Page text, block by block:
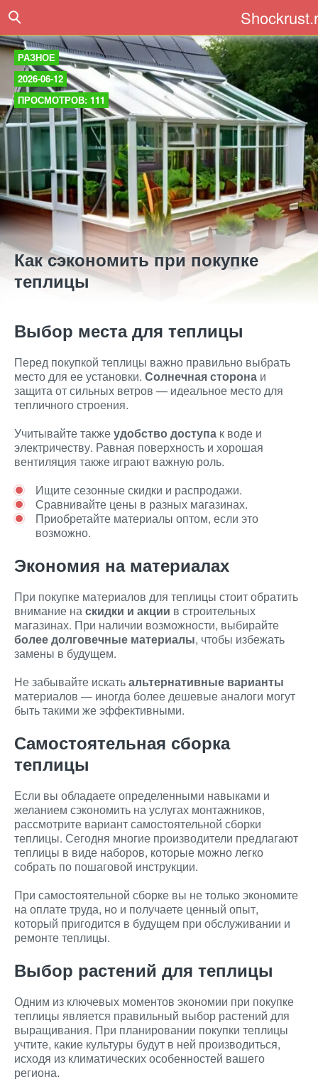
РАЗНОЕ
2026-06-12
ПРОСМОТРОВ: 111
Как сэкономить при покупке
теплицы
Выбор места для теплицы
Перед покупкой теплицы важно правильно выбрать
место для ее установки. Солнечная сторона и
защита от сильных ветров — идеальное место для
тепличного строения.
Учитывайте такжеудобство доступа к воде и
электричеству. Равная поверхность и хорошая
вентиляция также играют важную роль.
Ищите сезонные скидки и распродажи.
Сравнивайте цены в разных магазинах.
Приобретайте материалы оптом, если это
возможно.
Экономия на материалах
При покупке материалов для теплицы стоит обратить
внимание наскидки и акции в строительных
магазинах. При наличии возможности, выбирайте
более долговечные материалы, чтобы избежать
замены в будущем.
Не забывайте искатьальтернативные варианты
материалов — иногда более дешевые аналоги могут
быть такими же эффективными.
Самостоятельная сборка
теплицы
Если вы обладаете определенными навыками и
желанием сэкономить на услугах монтажников,
рассмотрите вариант самостоятельной сборки
теплицы. Сегодня многие производители предлагают
теплицы в виде наборов, которые можно легко
собрать по пошаговой инструкции.
При самостоятельной сборке вы не только экономите
на оплате труда, но и получаете ценный опыт,
который пригодится в будущем при обслуживании и
ремонте теплицы.
Выбор растений для теплицы
Одним из ключевых моментов экономии при покупке
теплицы является правильный выбор растений для
выращивания. При планировании покупки теплицы
учтите, какие культуры будут в ней производиться,
исходя из климатических особенностей вашего
региона.